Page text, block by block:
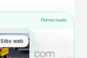
Patrocinado
Sitio web